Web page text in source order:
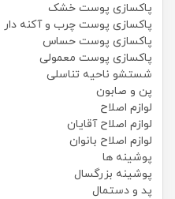
پاکسازی پوست خشک
پاکسازی پوست چرب و آکنه دار
پاکسازی پوست حساس
پاکسازی پوست معمولی
شستشو ناحیه تناسلی
پن و صابون
لوازم اصلاح
لوازم اصلاح آقایان
لوازم اصلاح بانوان
پوشینه ها
پوشینه بزرگسال
پد و دستمال